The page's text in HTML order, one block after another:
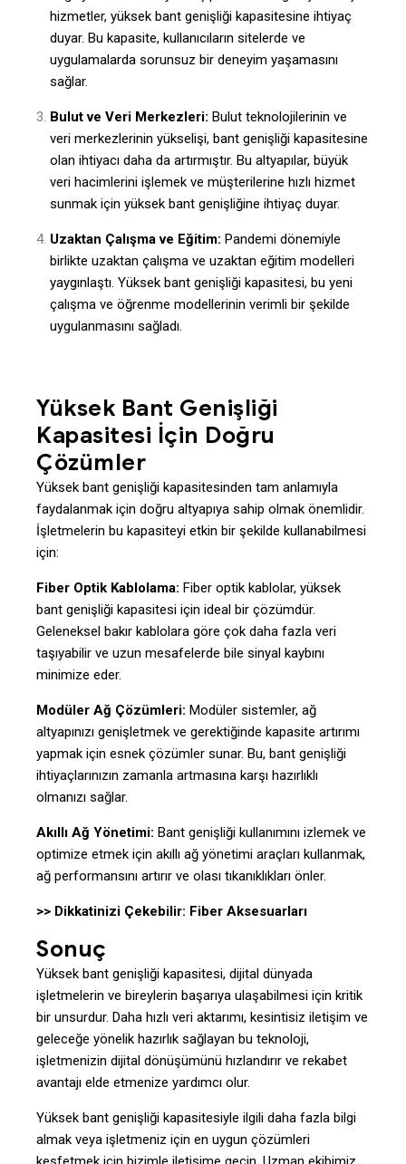
hizmetler, yüksek bant genişliği kapasitesine ihtiyaç
duyar. Bu kapasite, kullanıcıların sitelerde ve
uygulamalarda sorunsuz bir deneyim yaşamasını
sağlar.
Bulut ve Veri Merkezleri: Bulut teknolojilerinin ve
veri merkezlerinin yükselişi, bant genişliği kapasitesine
olan ihtiyacı daha da artırmıştır. Bu altyapılar, büyük
veri hacimlerini işlemek ve müşterilerine hızlı hizmet
sunmak için yüksek bant genişliğine ihtiyaç duyar.
Uzaktan Çalışma ve Eğitim: Pandemi dönemiyle
birlikte uzaktan çalışma ve uzaktan eğitim modelleri
yaygınlaştı. Yüksek bant genişliği kapasitesi, bu yeni
çalışma ve öğrenme modellerinin verimli bir şekilde
uygulanmasını sağladı.
Yüksek Bant Genişliği
Kapasitesi İçin Doğru
Çözümler
Yüksek bant genişliği kapasitesinden tam anlamıyla
faydalanmak için doğru altyapıya sahip olmak önemlidir.
İşletmelerin bu kapasiteyi etkin bir şekilde kullanabilmesi
için:
Fiber Optik Kablolama: Fiber optik kablolar, yüksek
bant genişliği kapasitesi için ideal bir çözümdür.
Geleneksel bakır kablolara göre çok daha fazla veri
taşıyabilir ve uzun mesafelerde bile sinyal kaybını
minimize eder.
Modüler Ağ Çözümleri: Modüler sistemler, ağ
altyapınızı genişletmek ve gerektiğinde kapasite artırımı
yapmak için esnek çözümler sunar. Bu, bant genişliği
ihtiyaçlarınızın zamanla artmasına karşı hazırlıklı
olmanızı sağlar.
Akıllı Ağ Yönetimi: Bant genişliği kullanımını izlemek ve
optimize etmek için akıllı ağ yönetimi araçları kullanmak,
ağ performansını artırır ve olası tıkanıklıkları önler.
>> Dikkatinizi Çekebilir: Fiber Aksesuarları
Sonuç
Yüksek bant genişliği kapasitesi, dijital dünyada
işletmelerin ve bireylerin başarıya ulaşabilmesi için kritik
bir unsurdur. Daha hızlı veri aktarımı, kesintisiz iletişim ve
geleceğe yönelik hazırlık sağlayan bu teknoloji,
işletmenizin dijital dönüşümünü hızlandırır ve rekabet
avantajı elde etmenize yardımcı olur.
Yüksek bant genişliği kapasitesiyle ilgili daha fazla bilgi
almak veya işletmeniz için en uygun çözümleri